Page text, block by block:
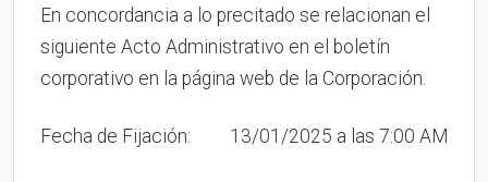
En concordancia a lo precitado se relacionan el
siguiente Acto Administrativo en el boletín
corporativo en la página web de la Corporación.
Fecha de Fijación: 13/01/2025 a las 7:00 AM